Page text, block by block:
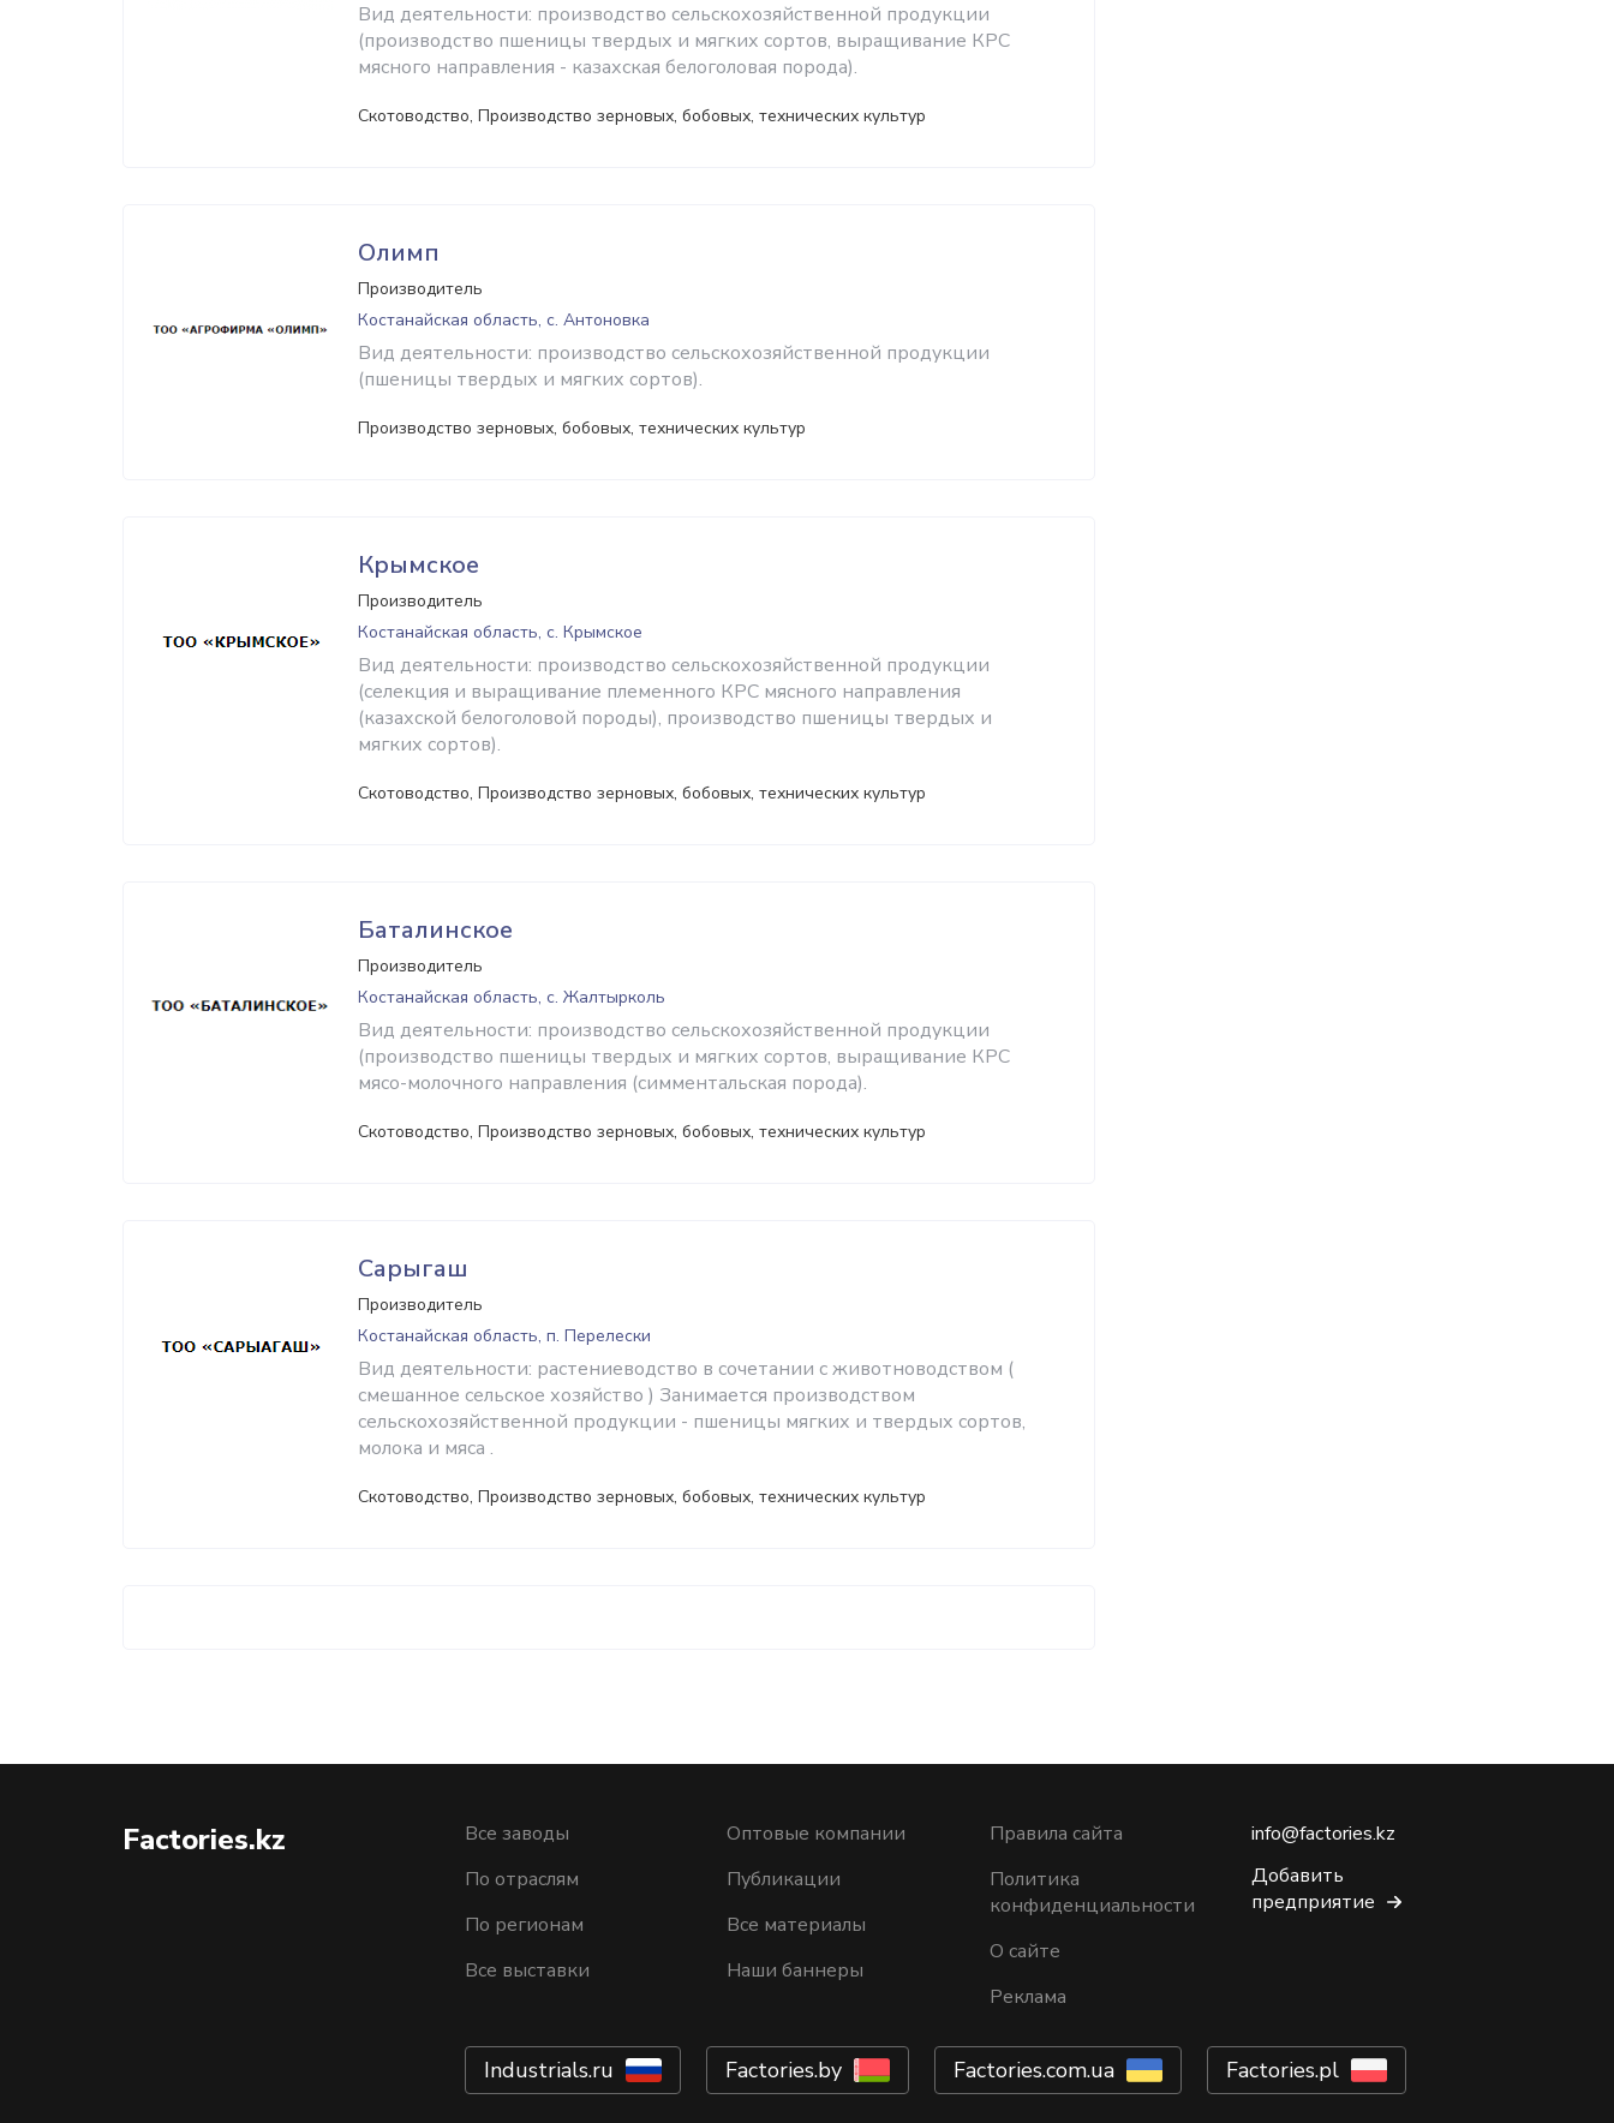
Вид деятельности: производство сельскохозяйственной продукции
(производство пшеницы твердых и мягких сортов, выращивание КРС
мясного направления - казахская белоголовая порода).
Скотоводство, Производство зерновых, бобовых, технических культур
Олимп
Производитель
Костанайская область, с. Антоновка
Вид деятельности: производство сельскохозяйственной продукции
(пшеницы твердых и мягких сортов).
Производство зерновых, бобовых, технических культур
Крымское
Производитель
Костанайская область, с. Крымское
Вид деятельности: производство сельскохозяйственной продукции
(селекция и выращивание племенного КРС мясного направления
(казахской белоголовой породы), производство пшеницы твердых и
мягких сортов).
Скотоводство, Производство зерновых, бобовых, технических культур
Баталинское
Производитель
Костанайская область, с. Жалтырколь
Вид деятельности: производство сельскохозяйственной продукции
(производство пшеницы твердых и мягких сортов, выращивание КРС
мясо-молочного направления (симментальская порода).
Скотоводство, Производство зерновых, бобовых, технических культур
Сарыгаш
Производитель
Костанайская область, п. Перелески
Вид деятельности: растениеводство в сочетании с животноводством (
смешанное сельское хозяйство ) Занимается производством
сельскохозяйственной продукции - пшеницы мягких и твердых сортов,
молока и мяса .
Скотоводство, Производство зерновых, бобовых, технических культур
Factories.kz
Все заводы
По отраслям
По регионам
Все выставки
Оптовые компании
Публикации
Все материалы
Наши баннеры
Правила сайта
Политика
конфиденциальности
О сайте
Реклама
info@factories.kz
Добавить
предприятие
Industrials.ru Factories.by Factories.com.ua Factories.pl